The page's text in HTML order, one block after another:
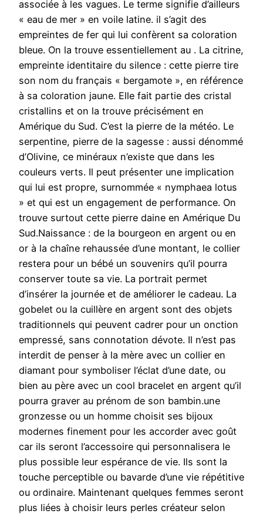
associée à les vagues. Le terme signifie d’ailleurs
« eau de mer » en voile latine. il s’agit des
empreintes de fer qui lui confèrent sa coloration
bleue. On la trouve essentiellement au . La citrine,
empreinte identitaire du silence : cette pierre tire
son nom du français « bergamote », en référence
à sa coloration jaune. Elle fait partie des cristal
cristallins et on la trouve précisément en
Amérique du Sud. C’est la pierre de la météo. Le
serpentine, pierre de la sagesse : aussi dénommé
d’Olivine, ce minéraux n’existe que dans les
couleurs verts. Il peut présenter une implication
qui lui est propre, surnommée « nymphaea lotus
» et qui est un engagement de performance. On
trouve surtout cette pierre daine en Amérique Du
Sud.Naissance : de la bourgeon en argent ou en
or à la chaîne rehaussée d’une montant, le collier
restera pour un bébé un souvenirs qu’il pourra
conserver toute sa vie. La portrait permet
d’insérer la journée et de améliorer le cadeau. La
gobelet ou la cuillère en argent sont des objets
traditionnels qui peuvent cadrer pour un onction
empressé, sans connotation dévote. Il n’est pas
interdit de penser à la mère avec un collier en
diamant pour symboliser l’éclat d’une date, ou
bien au père avec un cool bracelet en argent qu’il
pourra graver au prénom de son bambin.une
gronzesse ou un homme choisit ses bijoux
modernes finement pour les accorder avec goût
car ils seront l’accessoire qui personnalisera le
plus possible leur espérance de vie. Ils sont la
touche perceptible ou bavarde d’une vie répétitive
ou ordinaire. Maintenant quelques femmes seront
plus liées à choisir leurs perles créateur selon